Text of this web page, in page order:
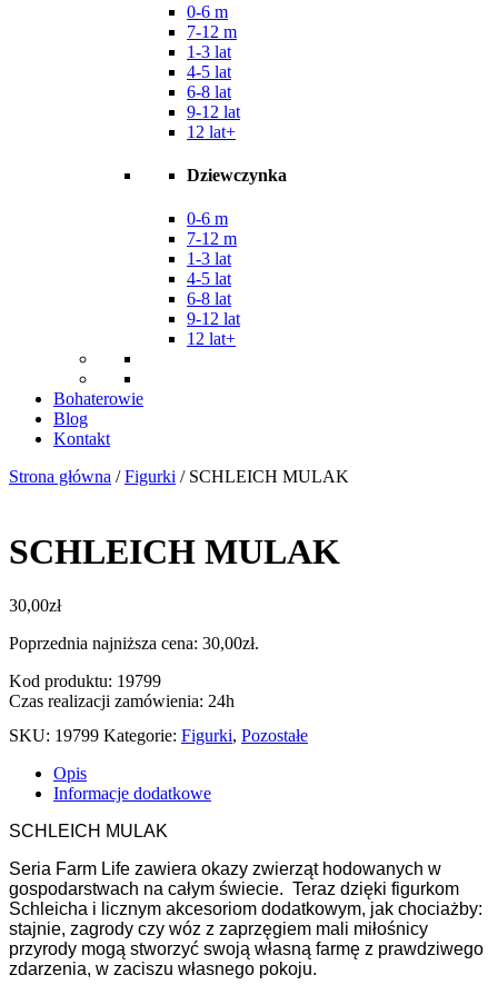
0-6 m
7-12 m
1-3 lat
4-5 lat
6-8 lat
9-12 lat
12 lat+
Dziewczynka
0-6 m
7-12 m
1-3 lat
4-5 lat
6-8 lat
9-12 lat
12 lat+
Bohaterowie
Blog
Kontakt
Strona główna /Figurki / SCHLEICH MULAK
SCHLEICH MULAK
30,00zł
Poprzednia najniższa cena: 30,00zł.
Kod produktu: 19799
Czas realizacji zamówienia: 24h
SKU: 19799 Kategorie: Figurki, Pozostałe
Opis
Informacje dodatkowe
SCHLEICH MULAK
Seria Farm Life zawiera okazy zwierząt hodowanych w
gospodarstwach na całym świecie. Teraz dzięki figurkom
Schleicha i licznym akcesoriom dodatkowym, jak chociażby:
stajnie, zagrody czy wóz z zaprzęgiem mali miłośnicy
przyrody mogą stworzyć swoją własną farmę z prawdziwego
zdarzenia, w zaciszu własnego pokoju.